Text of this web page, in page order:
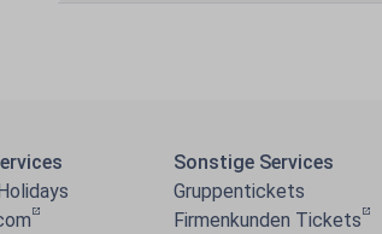
Sonstige Services
Gruppentickets
Firmenkunden Tickets